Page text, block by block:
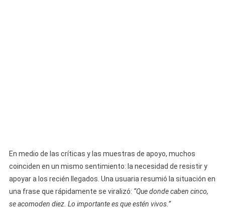
En medio de las críticas y las muestras de apoyo, muchos
coinciden en un mismo sentimiento: la necesidad de resistir y
apoyar a los recién llegados. Una usuaria resumió la situación en
una frase que rápidamente se viralizó: “Que donde caben cinco,
se acomoden diez. Lo importante es que estén vivos.”